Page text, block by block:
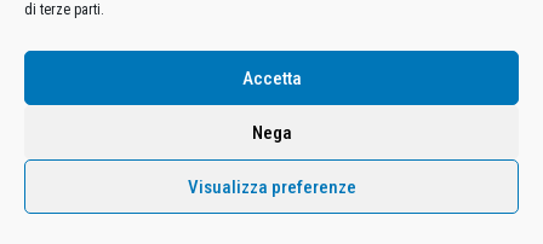
di terze parti.
Accetta
Nega
Visualizza preferenze